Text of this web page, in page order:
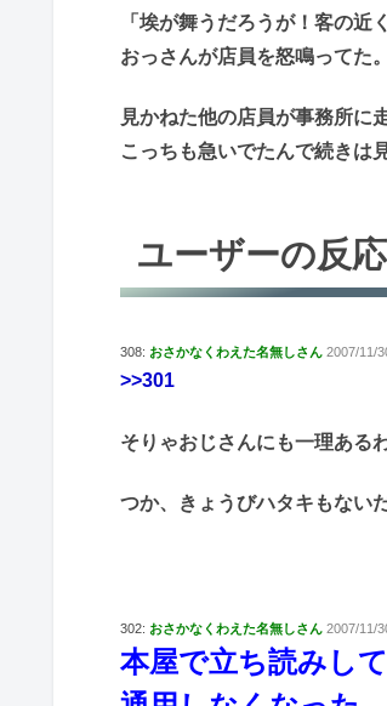
「埃が舞うだろうが！客の近
おっさんが店員を怒鳴ってた
見かねた他の店員が事務所に
こっちも急いでたんで続きは
ユーザーの反応
308: おさかなくわえた名無しさん 2007/11/
>>301
そりゃおじさんにも一理あるわ
つか、きょうびハタキもない
302: おさかなくわえた名無しさん 2007/11/
本屋で立ち読みし